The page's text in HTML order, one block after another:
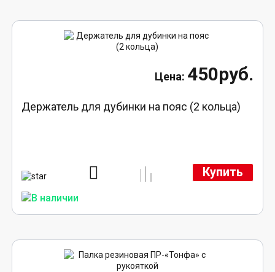
450руб.
Держатель для дубинки на пояс (2 кольца)
Купить